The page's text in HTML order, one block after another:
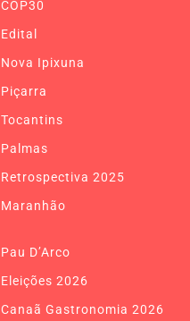
COP30
Edital
Nova Ipixuna
Piçarra
Tocantins
Palmas
Retrospectiva 2025
Maranhão
Pau D’Arco
Eleições 2026
Canaã Gastronomia 2026